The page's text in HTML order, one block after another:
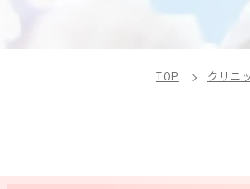
TOP クリニ